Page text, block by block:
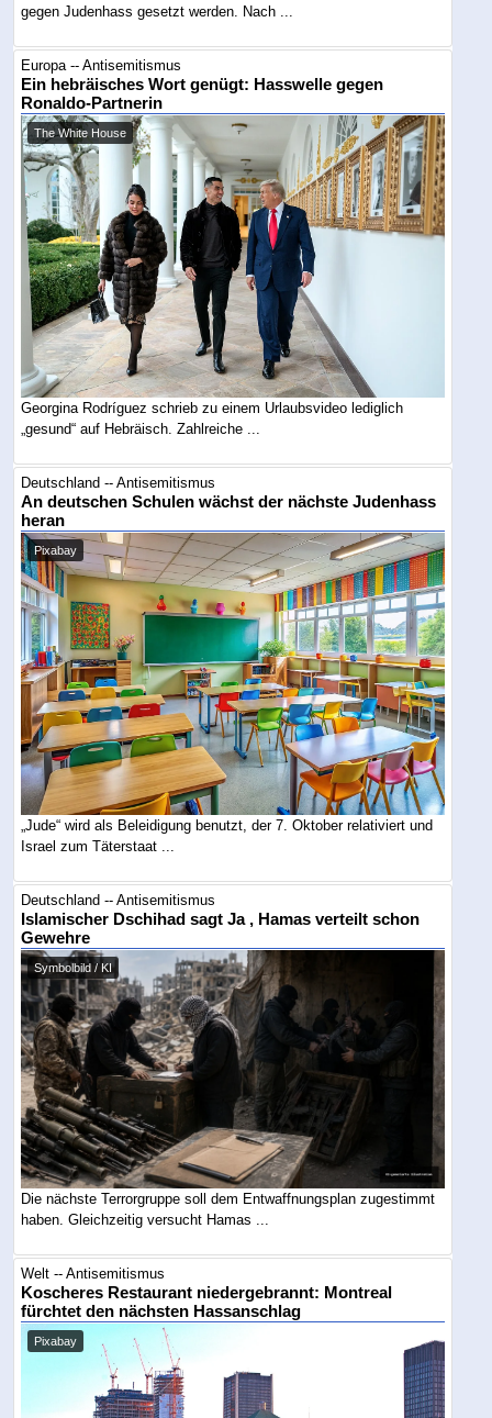
gegen Judenhass gesetzt werden. Nach ...
Europa -- Antisemitismus
Ein hebräisches Wort genügt: Hasswelle gegen
Ronaldo-Partnerin
The White House
Georgina Rodríguez schrieb zu einem Urlaubsvideo lediglich
„gesund“ auf Hebräisch. Zahlreiche ...
Deutschland -- Antisemitismus
An deutschen Schulen wächst der nächste Judenhass
heran
Pixabay
„Jude“ wird als Beleidigung benutzt, der 7. Oktober relativiert und
Israel zum Täterstaat ...
Deutschland -- Antisemitismus
Islamischer Dschihad sagt Ja , Hamas verteilt schon
Gewehre
Symbolbild / KI
Die nächste Terrorgruppe soll dem Entwaffnungsplan zugestimmt
haben. Gleichzeitig versucht Hamas ...
Welt -- Antisemitismus
Koscheres Restaurant niedergebrannt: Montreal
fürchtet den nächsten Hassanschlag
Pixabay